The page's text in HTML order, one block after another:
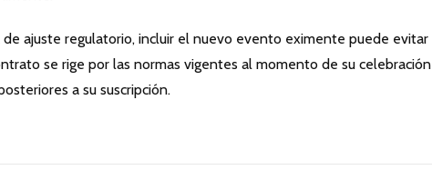
ajuste regulatorio, incluir el nuevo evento eximente puede evitar
se rige por las normas vigentes al momento de su celebración
a su suscripción.